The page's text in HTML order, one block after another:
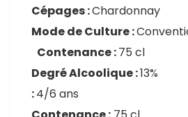
Cépages :Chardonnay
Mode de Culture :
Contenance :75 cl
Degré Alcoolique :
:4/6 ans